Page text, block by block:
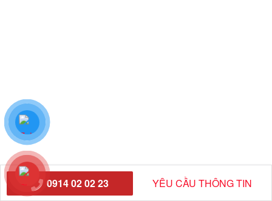
0914 02 02 23 YÊU CẦU THÔNG TIN